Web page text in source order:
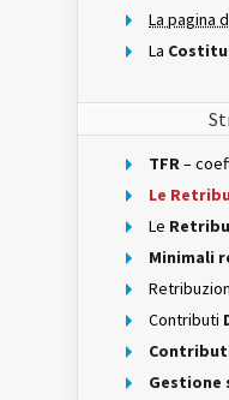
La pagina
La
TFR–
Le
Le
Minimali
Contributi
Gestione